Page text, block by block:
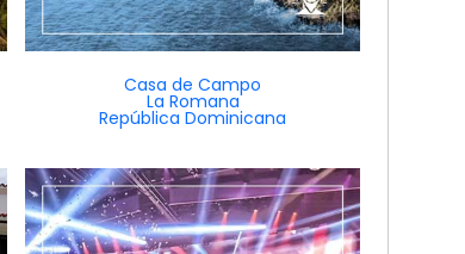
Casa de Campo
La Romana
República Dominicana